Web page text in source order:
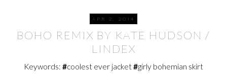
APR 2, 2014
BOHO REMIX BY KATE HUDSON /
LINDEX
Keywords: #coolest ever jacket#girly bohemian skirt